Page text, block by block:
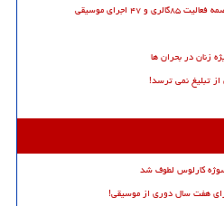
اجرای موسیقی
زنان در بحران ها
تبلیغ نمی ترسد!
کارلوس لطوف شد
هفت سال دوری از موسیقی!